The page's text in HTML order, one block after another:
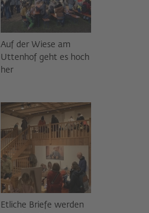
Auf der Wiese am
Uttenhof geht es hoch
her
Etliche Briefe werden